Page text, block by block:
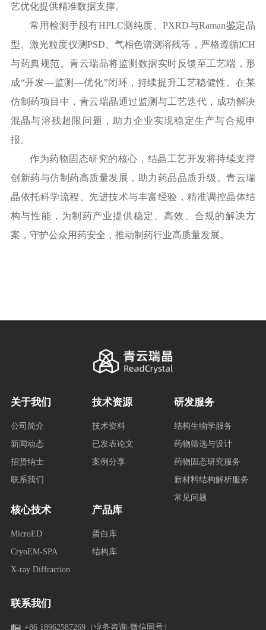
艺优化提供精准数据支撑。
常用检测手段有HPLC测纯度、PXRD与Raman鉴定晶
型、激光粒度仪测PSD、气相色谱测溶残等，严格遵循ICH
与药典规范。青云瑞晶将监测数据实时反馈至工艺端，形
成“开发—监测—优化”闭环，持续提升工艺稳健性。在某
仿制药项目中，青云瑞晶通过监测与工艺迭代，成功解决
混晶与溶残超限问题，助力企业实现稳定生产与合规申
报。
作为药物固态研究的核心，结晶工艺开发将持续支撑
创新药与仿制药高质量发展，助力药品品质升级。青云瑞
晶依托科学流程、先进技术与丰富经验，精准调控晶体结
构与性能，为制药产业提供稳定、高效、合规的解决方
案，守护公众用药安全，推动制药行业高质量发展。
研发服务
结构生物学服务
药物筛选与设计
药物固态研究服务
新材料结构解析服务
常见问题
产品库
蛋白库
结构库
核心技术
MicroED
CryoEM-SPA
X-ray Diffraction
技术资源
技术资料
已发表论文
案例分享
关于我们
公司简介
新闻动态
招贤纳士
联系我们
联系我们
+86 18962587269（业务咨询-微信同号）